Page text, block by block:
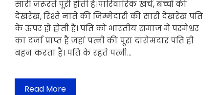
सारी जरूरतें पूरी होती है।पारिवारिक खर्च, बच्चों की
देखरेख, रिश्ते नाते की जिम्मेदारी की सारी देखरेख पति
के ऊपर हो होती है। पति को भारतीय समाज में परमेश्वर
का दर्जा प्राप्त है जहां पत्नी की पूरा दारोमदार पति ही
बहन करता है। पति के रहते पत्नी…
Read More